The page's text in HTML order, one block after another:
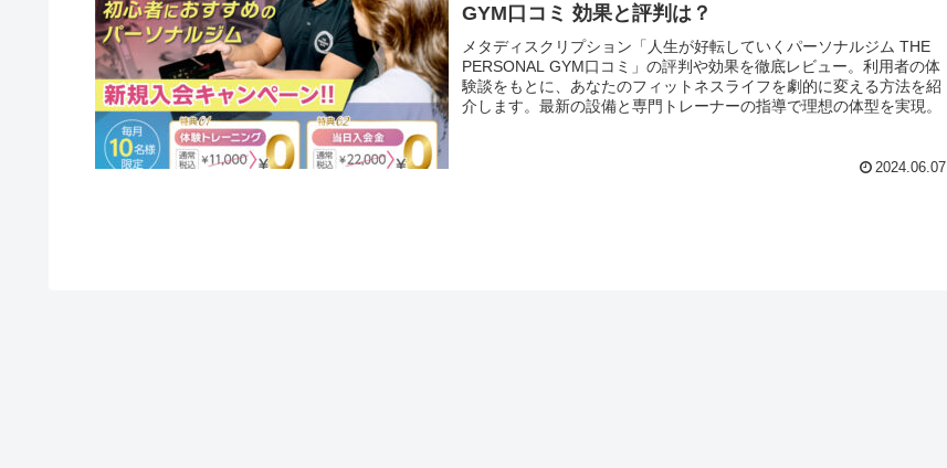
GYM口コミ 効果と評判は？
メタディスクリプション「人生が好転していくパーソナルジム THE
PERSONAL GYM口コミ」の評判や効果を徹底レビュー。利用者の体
験談をもとに、あなたのフィットネスライフを劇的に変える方法を紹
介します。最新の設備と専門トレーナーの指導で理想の体型を実現。
2024.06.07